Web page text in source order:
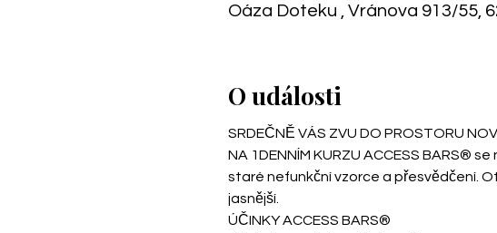
Oáza Doteku , Vránova 913/55,
O události
SRDEČNĚ VÁS ZVU DO PROSTORU
NA 1DENNÍM KURZU ACCESS BARS®
staré nefunkční vzorce a přesvědčení.
jasnější.
ÚČINKY ACCESS BARS®